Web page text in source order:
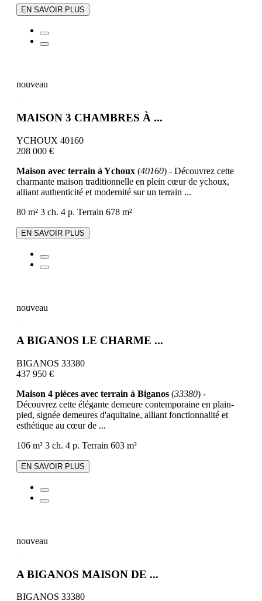
EN SAVOIR PLUS
nouveau
MAISON 3 CHAMBRES À ...
YCHOUX 40160
208 000 €
Maison avec terrain à Ychoux (40160) - Découvrez cette
charmante maison traditionnelle en plein cœur de ychoux,
alliant authenticité et modernité sur un terrain ...
80 m² 3 ch. 4 p. Terrain 678 m²
EN SAVOIR PLUS
nouveau
A BIGANOS LE CHARME ...
BIGANOS 33380
437 950 €
Maison 4 pièces avec terrain à Biganos (33380) -
Découvrez cette élégante demeure contemporaine en plain-
pied, signée demeures d'aquitaine, alliant fonctionnalité et
esthétique au cœur de ...
106 m² 3 ch. 4 p. Terrain 603 m²
EN SAVOIR PLUS
nouveau
A BIGANOS MAISON DE ...
BIGANOS 33380